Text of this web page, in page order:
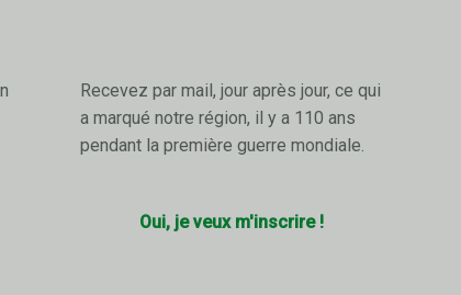
Recevez par mail, jour après jour, ce qui
a marqué notre région, il y a 110 ans
pendant la première guerre mondiale.
Oui, je veux m'inscrire !